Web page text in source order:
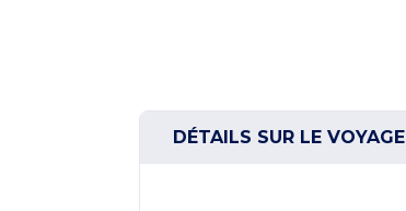
DÉTAILS SUR LE VOYAGE